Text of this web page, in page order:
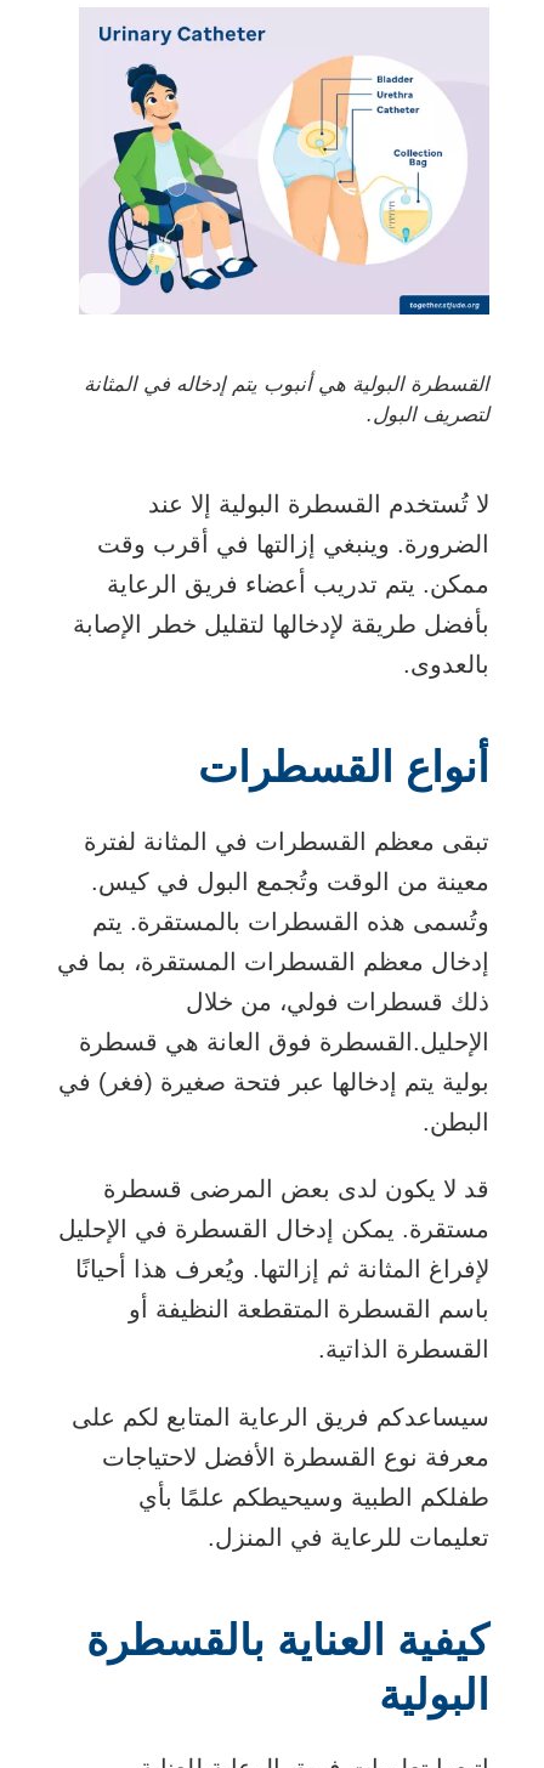
القسطرة البولية هي أنبوب يتم إدخاله في المثانة
لتصريف البول.
لا تُستخدم القسطرة البولية إلا عند
الضرورة. وينبغي إزالتها في أقرب وقت
ممكن. يتم تدريب أعضاء فريق الرعاية
بأفضل طريقة لإدخالها لتقليل خطر الإصابة
بالعدوى.
أنواع القسطرات
تبقى معظم القسطرات في المثانة لفترة
معينة من الوقت وتُجمع البول في كيس.
وتُسمى هذه القسطرات بالمستقرة. يتم
إدخال معظم القسطرات المستقرة، بما في
ذلك قسطرات فولي، من خلال
الإحليل. القسطرة فوق العانة هي قسطرة
بولية يتم إدخالها عبر فتحة صغيرة (فغر) في
البطن.
قد لا يكون لدى بعض المرضى قسطرة
مستقرة. يمكن إدخال القسطرة في الإحليل
لإفراغ المثانة ثم إزالتها. ويُعرف هذا أحيانًا
باسم القسطرة المتقطعة النظيفة أو
القسطرة الذاتية.
سيساعدكم فريق الرعاية المتابع لكم على
معرفة نوع القسطرة الأفضل لاحتياجات
طفلكم الطبية وسيحيطكم علمًا بأي
تعليمات للرعاية في المنزل.
كيفية العناية بالقسطرة
البولية